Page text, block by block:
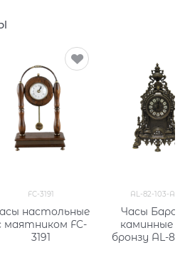
FC-3191
настольные
маятником FC-
3191
AL-82-103-
Часы
каминные
бронзу AL-